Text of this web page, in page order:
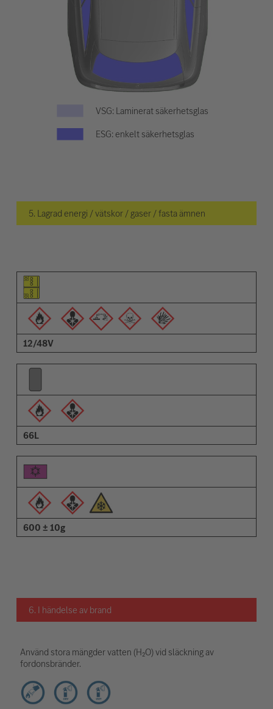
VSG: Laminerat säkerhetsglas
ESG: enkelt säkerhetsglas
5. Lagrad energi / vätskor / gaser / fasta ämnen
Piktogram för objektet
Piktogram för varningarna
Beskrivning
12/48V
66L
600 ± 10g
6. I händelse av brand
Använd stora mängder vatten (H₂O) vid släckning av
fordonsbränder.